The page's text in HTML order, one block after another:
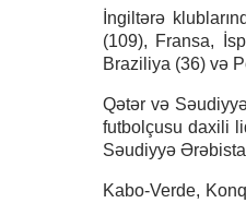
İngiltərə
(109), Fransa,
Braziliya (36) və
Qətər və
futbolçusu daxili
Səudiyyə
Kabo-Verde,